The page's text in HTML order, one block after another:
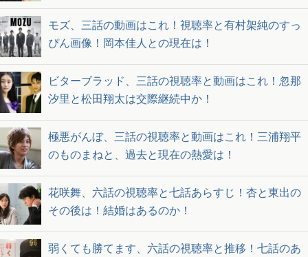
モズ、三話の動画はこれ！視聴率と有村架純のすっ
ぴん画像！岡本佳人との現在は！
ビターブラッド、三話の視聴率と動画はこれ！忽那
汐里と松田翔太は交際継続中か！
極悪がんぼ、三話の視聴率と動画はこれ！三浦翔平
のものまねと、過去と現在の熱愛は！
花咲舞、六話の視聴率と七話あらすじ！杏と東出の
その後は！結婚はあるのか！
弱くても勝てます、六話の視聴率と推移！七話のあ